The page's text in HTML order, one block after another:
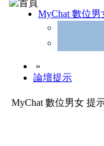
MyChat 數位男
»
論壇提示
MyChat 數位男女 提